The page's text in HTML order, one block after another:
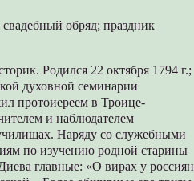
обряд; праздник
Родился 22 октября 1794 г.;
духовной семинарии
протоиереем в Троице-
и наблюдателем
Наряду со служебными
по изучению родной старины
главные: «О вирах у россиян